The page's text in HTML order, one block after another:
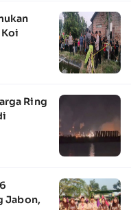
Ring
Jabon,